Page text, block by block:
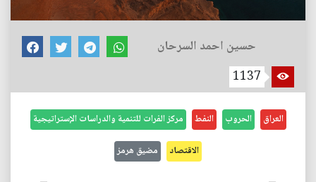
حسين احمد السرحان
1137
العراق الحروب النفط مركز الفرات للتنمية والدراسات الإستراتيجية
الاقتصاد مضيق هرمز